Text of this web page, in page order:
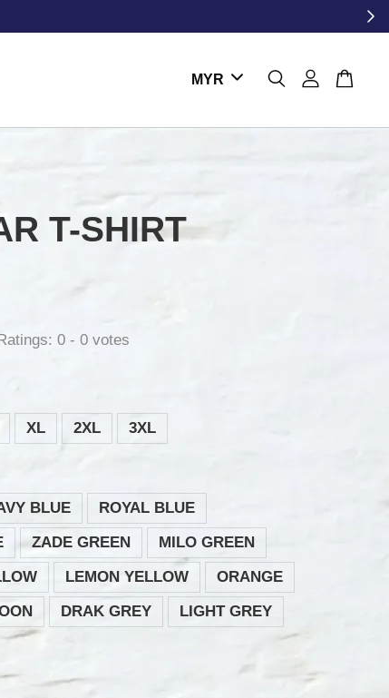
T-SHIRT
0 -0 votes
XL 2XL 3XL
BLUE
ROYAL BLUE
ZADE GREEN
MILO GREEN
LEMON YELLOW
ORANGE
DRAK GREY
LIGHT GREY